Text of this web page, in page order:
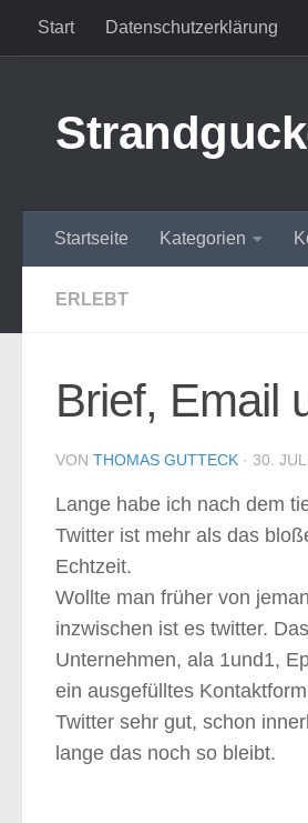
Zum Inhalt springen
Start Datenschutzerklärung
Startseite Kategorien
ERLEBT
Brief, Email
VON THOMAS GUTTECK · 30.
Lange habe ich nach dem
Twitter ist mehr als das
Echtzeit.
Wollte man früher von
inzwischen ist es twitter.
Unternehmen, ala 1und1,
ein ausgefülltes
Twitter sehr gut, schon
lange das noch so bleibt.